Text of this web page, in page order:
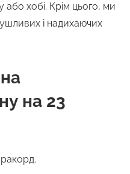
або хобі. Крім цього, ми
і надихаючих
на 23